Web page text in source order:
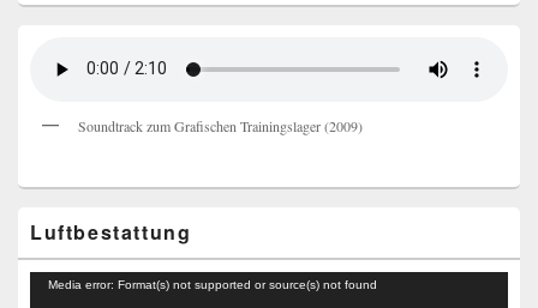
Soundtrack zum Grafischen Trainingslager (2009)
Luftbestattung
Video-
Media error: Format(s) not supported or source(s) not found